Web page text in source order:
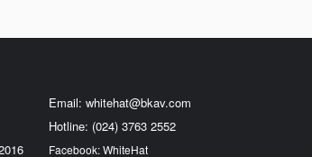
Email: whitehat@bkav.com
Hotline: (024) 3763 2552
Facebook: WhiteHat